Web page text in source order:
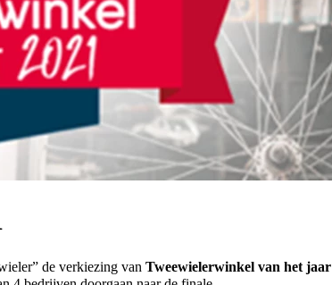
de verkiezing van Tweewielerwinkel van het jaar